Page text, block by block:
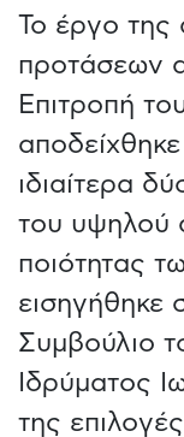
Το έργο της
προτάσεων
Επιτροπή
ιδιαίτερα
του υψηλού
ποιότητας
εισηγήθηκε
Συμβούλιο
Ιδρύματος
της